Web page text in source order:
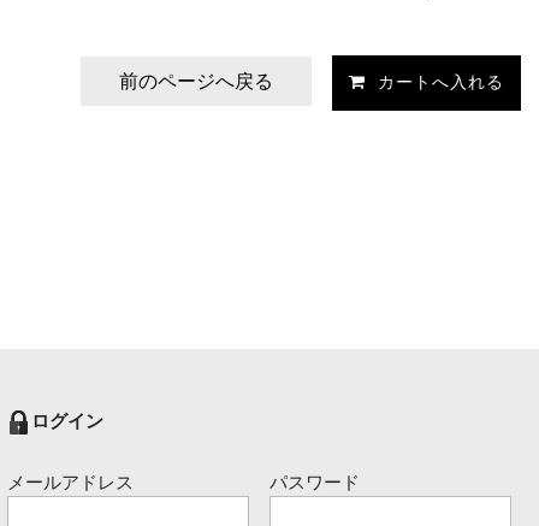
前のページへ戻る
ログイン
メールアドレス パスワード